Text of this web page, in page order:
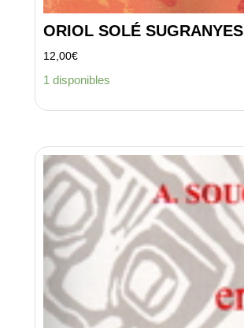
ORIOL SOLÉ SUGRANYES
12,00€
1 disponibles